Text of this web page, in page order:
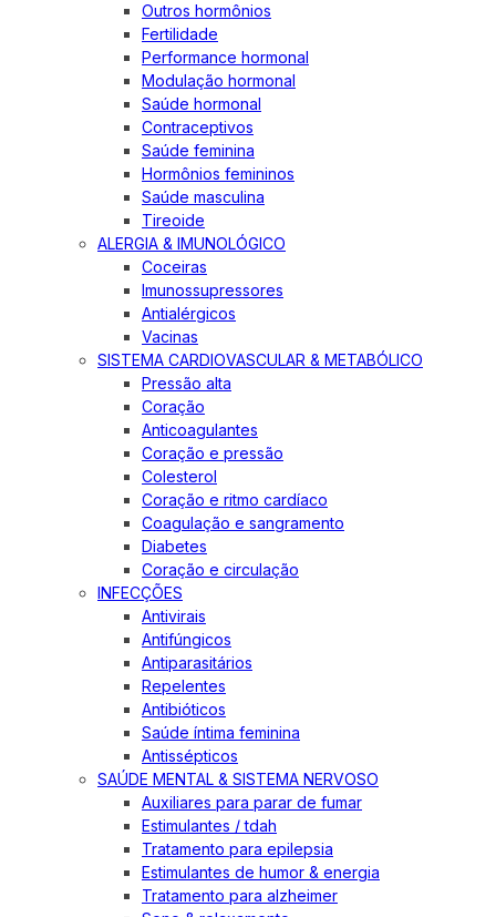
Outros hormônios
Fertilidade
Performance hormonal
Modulação hormonal
Saúde hormonal
Contraceptivos
Saúde feminina
Hormônios femininos
Saúde masculina
Tireoide
ALERGIA & IMUNOLÓGICO
Coceiras
Imunossupressores
Antialérgicos
Vacinas
SISTEMA CARDIOVASCULAR & METABÓLICO
Pressão alta
Coração
Anticoagulantes
Coração e pressão
Colesterol
Coração e ritmo cardíaco
Coagulação e sangramento
Diabetes
Coração e circulação
INFECÇÕES
Antivirais
Antifúngicos
Antiparasitários
Repelentes
Antibióticos
Saúde íntima feminina
Antissépticos
SAÚDE MENTAL & SISTEMA NERVOSO
Auxiliares para parar de fumar
Estimulantes / tdah
Tratamento para epilepsia
Estimulantes de humor & energia
Tratamento para alzheimer